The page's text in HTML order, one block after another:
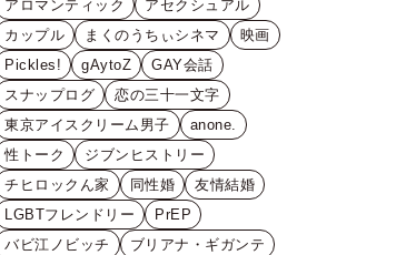
アロマンティック
アセクシュアル
カップル
まくのうちぃシネマ
映画
Pickles!
gAytoZ
GAY会話
スナップログ
恋の三十一文字
東京アイスクリーム男子
anone.
性トーク
ジブンヒストリー
チヒロックん家
同性婚
友情結婚
LGBTフレンドリー
PrEP
バビ江ノビッチ
ブリアナ・ギガンテ